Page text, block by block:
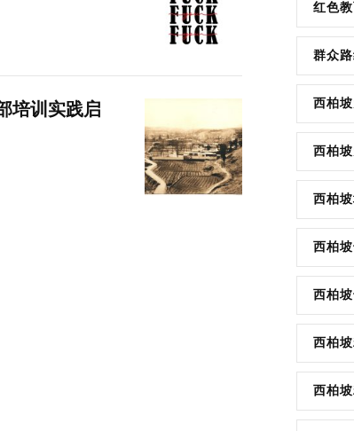
培训实践启
红色
群众
西柏
西柏
西柏坡
西柏坡
西柏
西柏
西柏